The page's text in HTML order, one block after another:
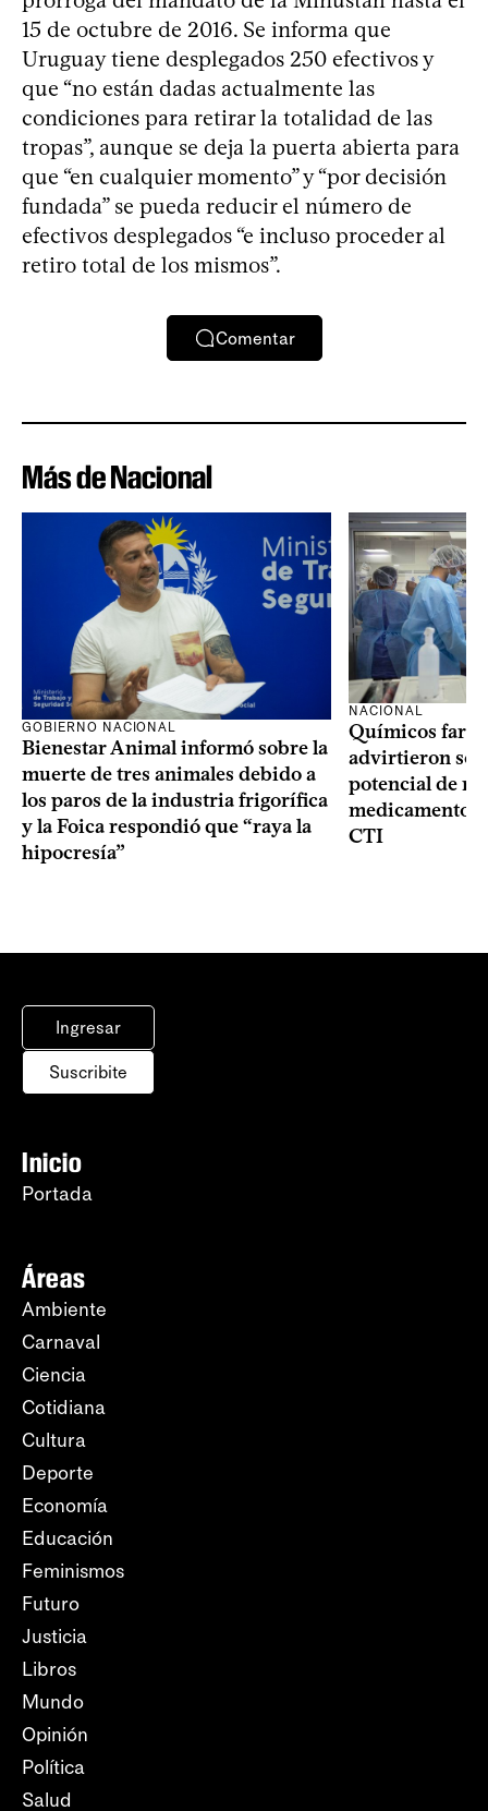
15 de octubre de 2016. Se informa que
Uruguay tiene desplegados 250 efectivos y
que “no están dadas actualmente las
condiciones para retirar la totalidad de las
tropas”, aunque se deja la puerta abierta para
que “en cualquier momento” y “por decisión
fundada” se pueda reducir el número de
efectivos desplegados “e incluso proceder al
retiro total de los mismos”.
Comentar
Más de Nacional
GOBIERNO NACIONAL
Bienestar Animal informó sobre la
muerte de tres animales debido a
los paros de la industria frigorífica
y la Foica respondió que “raya la
hipocresía”
NACIONAL
Químicos
advirtieron
potencial de
medicamentos
CTI
Ingresar
Suscribite
Inicio
Portada
Áreas
Ambiente
Carnaval
Ciencia
Cotidiana
Cultura
Deporte
Economía
Educación
Feminismos
Futuro
Justicia
Libros
Mundo
Opinión
Política
Salud